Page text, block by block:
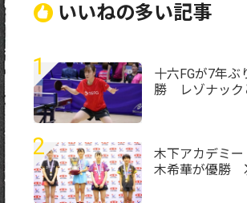
いいねの多い記事
1
十六FGが7年ぶ
勝 レゾナック
2
木下アカデミー
木希華が優勝